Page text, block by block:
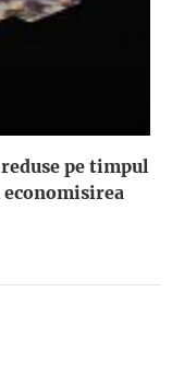
pe timpul